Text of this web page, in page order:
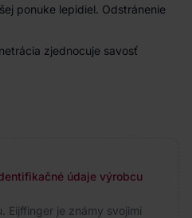
ponuke lepidiel. Odstránenie
zjednocuje savosť
údaje výrobcu
Eijffinger je známy svojimi